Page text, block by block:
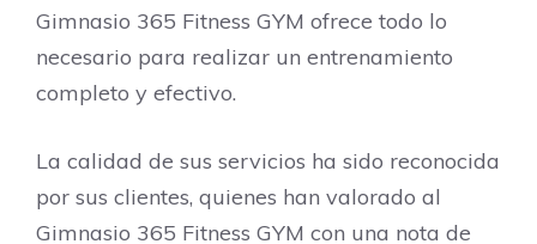
Gimnasio 365 Fitness GYM ofrece todo lo
necesario para realizar un entrenamiento
completo y efectivo.
La calidad de sus servicios ha sido reconocida
por sus clientes, quienes han valorado al
Gimnasio 365 Fitness GYM con una nota de